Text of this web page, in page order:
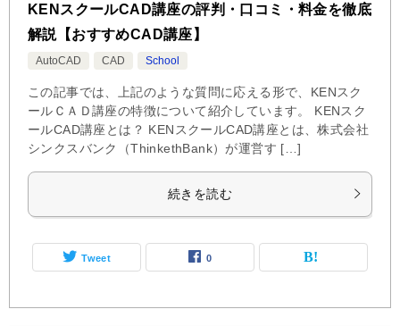
KENスクールCAD講座の評判・口コミ・料金を徹底
解説【おすすめCAD講座】
AutoCAD CAD School
この記事では、上記のような質問に応える形で、KENスク
ールＣＡＤ講座の特徴について紹介しています。 KENスク
ールCAD講座とは？ KENスクールCAD講座とは、株式会社
シンクスバンク（ThinkethBank）が運営す […]
続きを読む
Tweet 0